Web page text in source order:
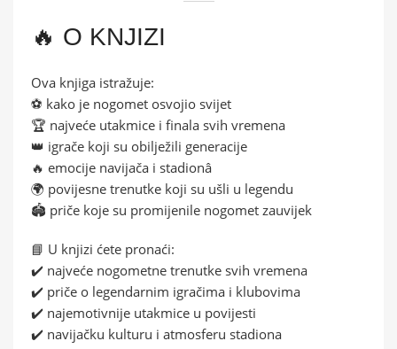
🔥 O KNJIZI
Ova knjiga istražuje:
⚽ kako je nogomet osvojio svijet
🏆 najveće utakmice i finala svih vremena
👑 igrače koji su obilježili generacije
🔥 emocije navijača i stadionâ
🌍 povijesne trenutke koji su ušli u legendu
🏟️ priče koje su promijenile nogomet zauvijek
📘 U knjizi ćete pronaći:
✔️ najveće nogometne trenutke svih vremena
✔️ priče o legendarnim igračima i klubovima
✔️ najemotivnije utakmice u povijesti
✔️ navijačku kulturu i atmosferu stadiona